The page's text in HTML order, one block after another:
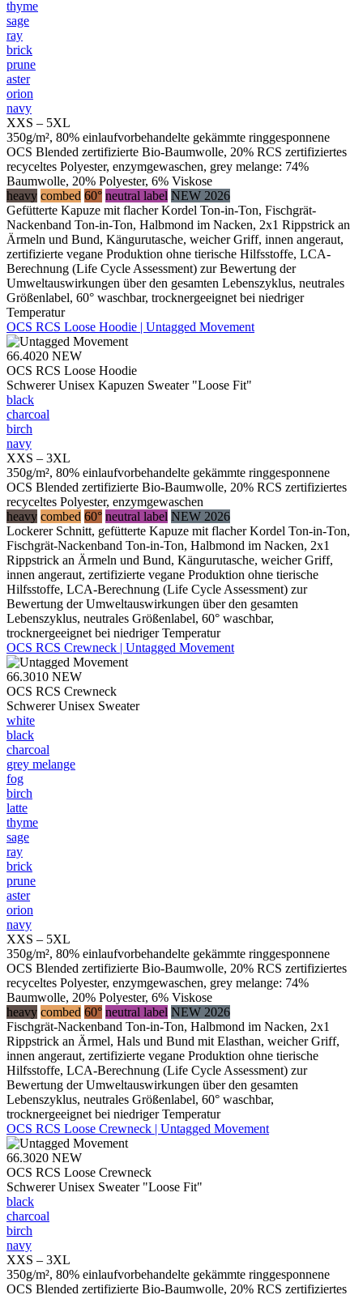
thyme
sage
ray
brick
prune
aster
orion
navy
XXS – 5XL
350g/m², 80% einlaufvorbehandelte gekämmte ringgesponnene
OCS Blended zertifizierte Bio-Baumwolle, 20% RCS zertifiziertes
recyceltes Polyester, enzymgewaschen, grey melange: 74%
Baumwolle, 20% Polyester, 6% Viskose
heavy combed 60° neutral label NEW 2026
Gefütterte Kapuze mit flacher Kordel Ton-in-Ton, Fischgrät-
Nackenband Ton-in-Ton, Halbmond im Nacken, 2x1 Rippstrick an
Ärmeln und Bund, Kängurutasche, weicher Griff, innen angeraut,
zertifizierte vegane Produktion ohne tierische Hilfsstoffe, LCA-
Berechnung (Life Cycle Assessment) zur Bewertung der
Umweltauswirkungen über den gesamten Lebenszyklus, neutrales
Größenlabel, 60° waschbar, trocknergeeignet bei niedriger
Temperatur
OCS RCS Loose Hoodie | Untagged Movement
66.4020 NEW
OCS RCS Loose Hoodie
Schwerer Unisex Kapuzen Sweater "Loose Fit"
black
charcoal
birch
navy
XXS – 3XL
350g/m², 80% einlaufvorbehandelte gekämmte ringgesponnene
OCS Blended zertifizierte Bio-Baumwolle, 20% RCS zertifiziertes
recyceltes Polyester, enzymgewaschen
heavy combed 60° neutral label NEW 2026
Lockerer Schnitt, gefütterte Kapuze mit flacher Kordel Ton-in-Ton,
Fischgrät-Nackenband Ton-in-Ton, Halbmond im Nacken, 2x1
Rippstrick an Ärmeln und Bund, Kängurutasche, weicher Griff,
innen angeraut, zertifizierte vegane Produktion ohne tierische
Hilfsstoffe, LCA-Berechnung (Life Cycle Assessment) zur
Bewertung der Umweltauswirkungen über den gesamten
Lebenszyklus, neutrales Größenlabel, 60° waschbar,
trocknergeeignet bei niedriger Temperatur
OCS RCS Crewneck | Untagged Movement
66.3010 NEW
OCS RCS Crewneck
Schwerer Unisex Sweater
white
black
charcoal
grey melange
fog
birch
latte
thyme
sage
ray
brick
prune
aster
orion
navy
XXS – 5XL
350g/m², 80% einlaufvorbehandelte gekämmte ringgesponnene
OCS Blended zertifizierte Bio-Baumwolle, 20% RCS zertifiziertes
recyceltes Polyester, enzymgewaschen, grey melange: 74%
Baumwolle, 20% Polyester, 6% Viskose
heavy combed 60° neutral label NEW 2026
Fischgrät-Nackenband Ton-in-Ton, Halbmond im Nacken, 2x1
Rippstrick an Ärmel, Hals und Bund mit Elasthan, weicher Griff,
innen angeraut, zertifizierte vegane Produktion ohne tierische
Hilfsstoffe, LCA-Berechnung (Life Cycle Assessment) zur
Bewertung der Umweltauswirkungen über den gesamten
Lebenszyklus, neutrales Größenlabel, 60° waschbar,
trocknergeeignet bei niedriger Temperatur
OCS RCS Loose Crewneck | Untagged Movement
66.3020 NEW
OCS RCS Loose Crewneck
Schwerer Unisex Sweater "Loose Fit"
black
charcoal
birch
navy
XXS – 3XL
350g/m², 80% einlaufvorbehandelte gekämmte ringgesponnene
OCS Blended zertifizierte Bio-Baumwolle, 20% RCS zertifiziertes